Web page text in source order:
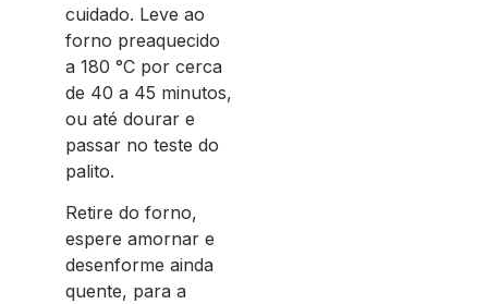
cuidado. Leve ao
forno preaquecido
a 180 °C por cerca
de 40 a 45 minutos,
ou até dourar e
passar no teste do
palito.
Retire do forno,
espere amornar e
desenforme ainda
quente, para a